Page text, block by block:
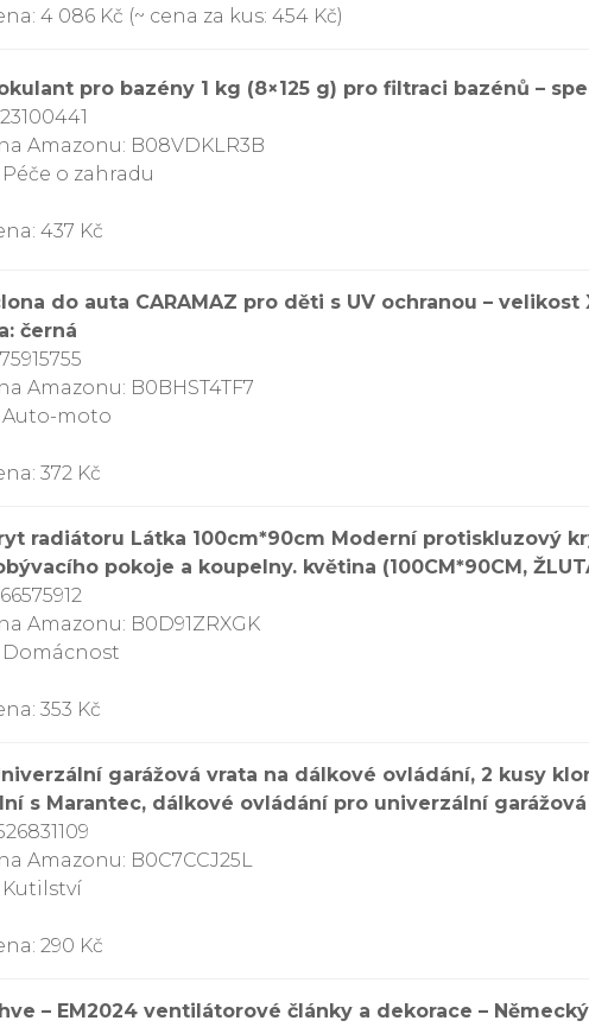
4 086 Kč (~ cena za kus: 454 Kč)
pro bazény 1 kg (8×125 g) pro filtraci bazénů –
Amazonu: B08VDKLR3B
o zahradu
437 Kč
do auta CARAMAZ pro děti s UV ochranou –
černá
Amazonu: B0BHST4TF7
Auto-moto
372 Kč
radiátoru Látka 100cm*90cm Moderní protiskluzový
pokoje a koupelny. květina (100CM*90CM,
Amazonu: B0D91ZRXGK
353 Kč
garážová vrata na dálkové ovládání, 2 kusy
s Marantec, dálkové ovládání pro univerzální
Amazonu: B0C7CCJ25L
Kutilství
290 Kč
– EM2024 ventilátorové články a dekorace –